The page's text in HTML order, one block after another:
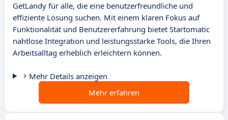
GetLandy für alle, die eine benutzerfreundliche und
effiziente Lösung suchen. Mit einem klaren Fokus auf
Funktionalität und Benutzererfahrung bietet Startomatic
nahtlose Integration und leistungsstarke Tools, die Ihren
Arbeitsalltag erheblich erleichtern können.
Mehr Details anzeigen
Mehr erfahren